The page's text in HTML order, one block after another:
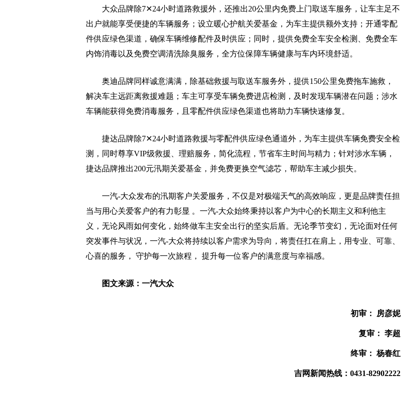
大众品牌除7✕24小时道路救援外，还推出20公里内免费上门取送车服务，让车主足不
出户就能享受便捷的车辆服务；设立暖心护航关爱基金，为车主提供额外支持；开通零配
件供应绿色渠道，确保车辆维修配件及时供应；同时，提供免费全车安全检测、免费全车
内饰消毒以及免费空调清洗除臭服务，全方位保障车辆健康与车内环境舒适。
奥迪品牌同样诚意满满，除基础救援与取送车服务外，提供150公里免费拖车施救，
解决车主远距离救援难题；车主可享受车辆免费进店检测，及时发现车辆潜在问题；涉水
车辆能获得免费消毒服务，且零配件供应绿色渠道也将助力车辆快速修复。
捷达品牌除7✕24小时道路救援与零配件供应绿色通道外，为车主提供车辆免费安全检
测，同时尊享VIP级救援、理赔服务，简化流程，节省车主时间与精力；针对涉水车辆，
捷达品牌推出200元汛期关爱基金，并免费更换空气滤芯，帮助车主减少损失。
一汽-大众发布的汛期客户关爱服务，不仅是对极端天气的高效响应，更是品牌责任担
当与用心关爱客户的有力彰显 。一汽-大众始终秉持以客户为中心的长期主义和利他主
义，无论风雨如何变化，始终做车主安全出行的坚实后盾。无论季节变幻，无论面对任何
突发事件与状况，一汽-大众将持续以客户需求为导向，将责任扛在肩上，用专业、可靠、
心喜的服务， 守护每一次旅程， 提升每一位客户的满意度与幸福感。
图文来源：一汽大众
初审： 房彦妮
复审： 李超
终审： 杨春红
吉网新闻热线：0431-82902222